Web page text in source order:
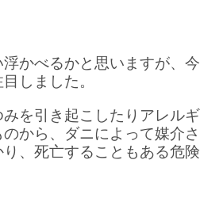
かべるかと思いますが、今
しました。
を引き起こしたりアレルギ
から、ダニによって媒介さ
、死亡することもある危険